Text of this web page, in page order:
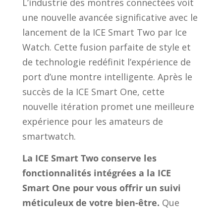
L’industrie des montres connectées voit
une nouvelle avancée significative avec le
lancement de la ICE Smart Two par Ice
Watch. Cette fusion parfaite de style et
de technologie redéfinit l’expérience de
port d’une montre intelligente. Après le
succès de la ICE Smart One, cette
nouvelle itération promet une meilleure
expérience pour les amateurs de
smartwatch.
La ICE Smart Two conserve les
fonctionnalités intégrées a la ICE
Smart One pour vous offrir un suivi
méticuleux de votre bien-être. Que